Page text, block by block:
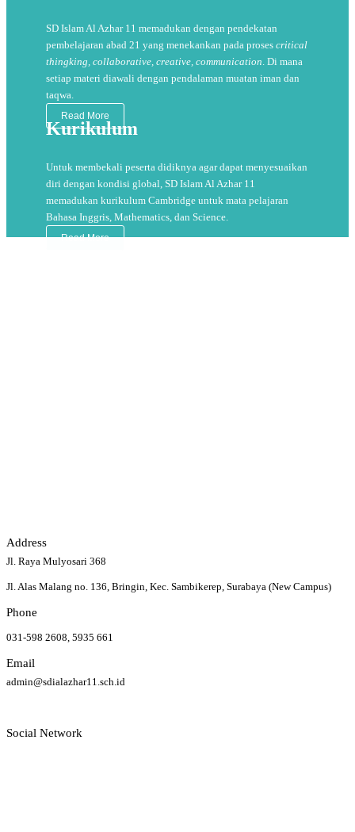
SD Islam Al Azhar 11 memadukan dengan pendekatan
pembelajaran abad 21 yang menekankan pada proses critical
thingking, collaborative, creative, communication. Di mana
setiap materi diawali dengan pendalaman muatan iman dan
taqwa.
Read More
Kurikulum
Untuk membekali peserta didiknya agar dapat menyesuaikan
diri dengan kondisi global, SD Islam Al Azhar 11
memadukan kurikulum Cambridge untuk mata pelajaran
Bahasa Inggris, Mathematics, dan Science.
Read More
Address
Jl. Raya Mulyosari 368
Jl. Alas Malang no. 136, Bringin, Kec. Sambikerep, Surabaya (New Campus)
Phone
031-598 2608, 5935 661
Email
admin@sdialazhar11.sch.id
Social Network